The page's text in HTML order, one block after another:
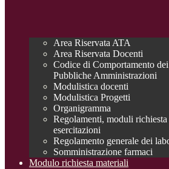
Area Riservata ATA
Area Riservata Docenti
Codice di Comportamento
Pubbliche Amministrazioni
Modulistica docenti
Modulistica Progetti
Organigramma
Regolamenti, moduli
esercitazioni
Regolamento generale dei
Somministrazione farmaci
Modulo richiesta materiali